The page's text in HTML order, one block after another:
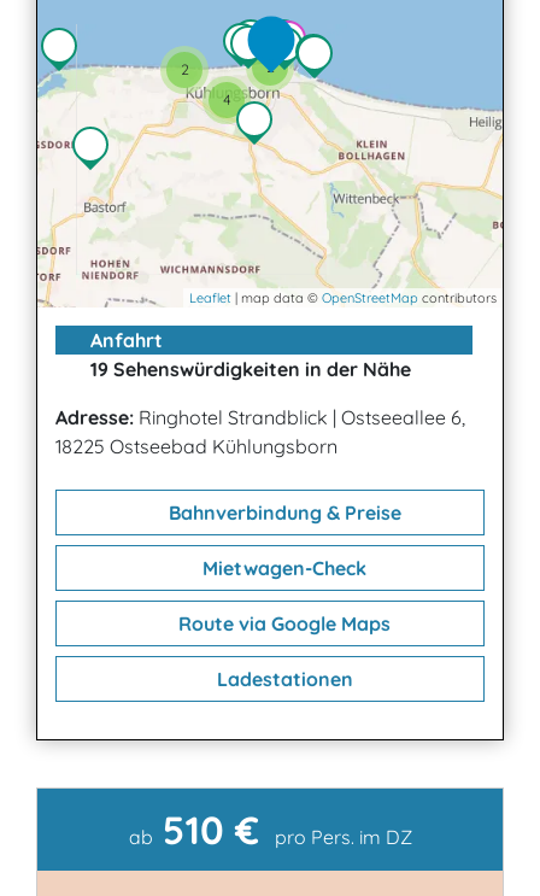
4
2 2
Leaflet | map data © OpenStreetMap contributors
Anfahrt
19 Sehenswürdigkeiten in der Nähe
Adresse: Ringhotel Strandblick | Ostseeallee 6,
18225 Ostseebad Kühlungsborn
Bahnverbindung & Preise
Mietwagen-Check
Route via Google Maps
Ladestationen
Kontakt
ab 510 € pro Pers. im DZ